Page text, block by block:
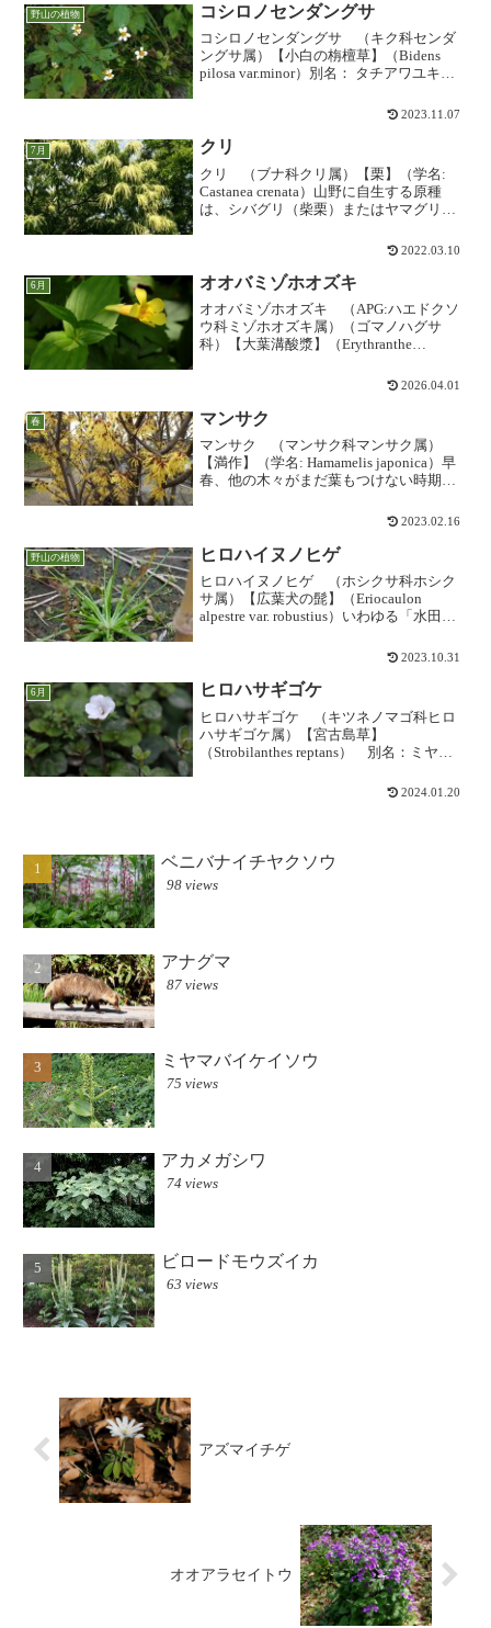
野山の植物 コシロノセンダングサ
コシロノセンダングサ （キク科センダ
ングサ属）【小白の栴檀草】（Bidens
pilosa var.minor）別名： タチアワユキセ
ロノセンダングサ「コセンダングサ」の
2023.11.07
7月 クリ
クリ （ブナ科クリ属）【栗】（学名:
Castanea crenata）山野に自生する原種
は、シバグリ（柴栗）またはヤマグリ
のはもちろん栽培品種ですが、多摩地方
特の匂い...
2022.03.10
6月 オオバミゾホオズキ
オオバミゾホオズキ （APG:ハエドクソ
ウ科ミゾホオズキ属）（ゴマノハグサ
科）【大葉溝酸漿】（Erythranthe
ズキ」よりも大きく派手な花をつける高
2026.04.01
春 マンサク
マンサク （マンサク科マンサク属）
【満作】（学名: Hamamelis japonica）早
春、他の木々がまだ葉もつけない時期に
ープ状のユニークな花弁は他にない形
けての...
2023.02.16
野山の植物 ヒロハイヌノヒゲ
ヒロハイヌノヒゲ （ホシクサ科ホシク
サ属）【広葉犬の髭】（Eriocaulon
alpestre var. robustius）いわゆる「水田雑
う田ではほとんど見られず、今や珍しい
2023.10.31
6月 ヒロハサギゴケ
ヒロハサギゴケ （キツネノマゴ科ヒロ
ハサギゴケ属）【宮古島草】
（Strobilanthes reptans） 別名：ミヤコ
以北の太平洋諸島に分布し、日本では宮
2024.01.20
ベニバナイチヤクソウ
98 views
アナグマ
87 views
ミヤマバイケイソウ
75 views
アカメガシワ
74 views
ビロードモウズイカ
63 views
アズマイチゲ
オオアラセイトウ